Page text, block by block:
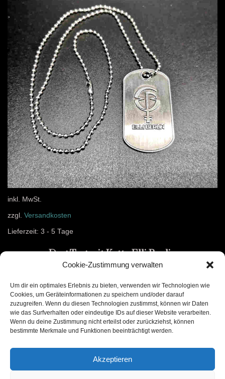
Cookie-Zustimmung verwalten
Um dir ein optimales Erlebnis zu bieten, verwenden wir Technologien wie
Cookies, um Geräteinformationen zu speichern und/oder darauf
zuzugreifen. Wenn du diesen Technologien zustimmst, können wir Daten
wie das Surfverhalten oder eindeutige IDs auf dieser Website verarbeiten.
Wenn du deine Zustimmung nicht erteilst oder zurückziehst, können
bestimmte Merkmale und Funktionen beeinträchtigt werden.
Akzeptieren
inkl. MwSt.
zzgl. Versandkosten
Lieferzeit: 3 - 5 Tage
Dog Tag mit Kette Elli Berlin
9,99€
In den Warenkorb